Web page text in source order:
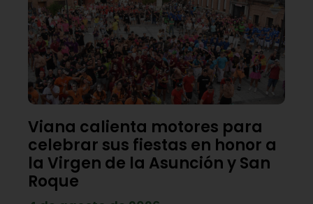
Viana calienta motores para
celebrar sus fiestas en honor a
la Virgen de la Asunción y San
Roque